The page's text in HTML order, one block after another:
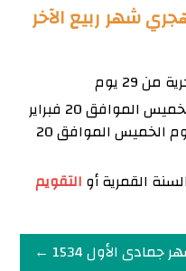
شهر ربيع الآخر
يبدأ شهر ربيع الآخر 1534 يوم الخميس الموافق 20 فبراير
لعام 2110 ميلادي ، وينتهي يوم الخميس الموافق 20
القمرية أو التقويم
جمادى الأول 1534 ←